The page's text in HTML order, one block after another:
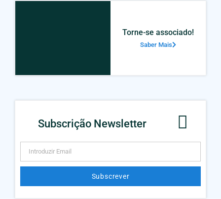
Torne-se associado!
Saber Mais
Subscrição Newsletter
Subscrever